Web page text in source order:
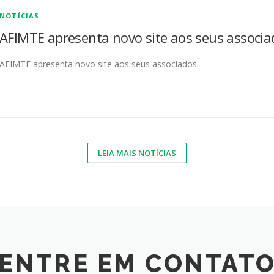
NOTÍCIAS
AFIMTE apresenta novo site aos seus
AFIMTE apresenta novo site aos seus associados.
LEIA MAIS NOTÍCIAS
ENTRE EM CONTATO